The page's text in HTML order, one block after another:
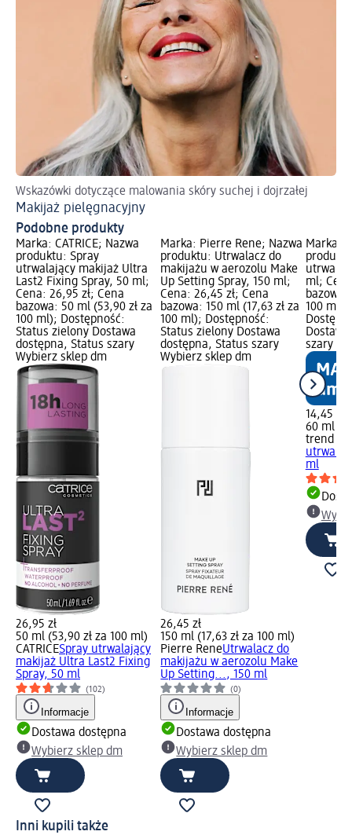
Wskazówki dotyczące malowania skóry suchej i dojrzałej
Makijaż pielęgnacyjny
Podobne produkty
Marka: CATRICE; Nazwa
produktu: Spray
utrwalający makijaż Ultra
Last2 Fixing Spray, 50 ml;
Cena: 26,95 zł; Cena
bazowa: 50 ml (53,90 zł za
100 ml); Dostępność:
Status zielony Dostawa
dostępna, Status szary
Wybierz sklep dm
26,95 zł
50 ml (53,90 zł za 100 ml)
CATRICESpray utrwalający
makijaż Ultra Last2 Fixing
Spray, 50 ml
(102)
Informacje
Dostawa dostępna
Wybierz sklep dm
Marka: Pierre Rene; Nazwa
produktu: Utrwalacz do
makijażu w aerozolu Make
Up Setting Spray, 150 ml;
Cena: 26,45 zł; Cena
bazowa: 150 ml (17,63 zł za
100 ml); Dostępność:
Status zielony Dostawa
dostępna, Status szary
Wybierz sklep dm
26,45 zł
150 ml (17,63 zł za 100 ml)
Pierre ReneUtrwalacz do
makijażu w aerozolu Make
Up Setting..., 150 ml
(0)
Informacje
Dostawa dostępna
Wybierz sklep dm
Marka:
ml;
bazowa:
100 ml);
szary
14,45 zł
60 ml
trend !t
ml
Inni kupili także